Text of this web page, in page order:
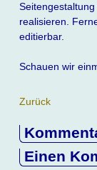
realisieren.
editierbar.
Schauen wir
Zurück
Einen